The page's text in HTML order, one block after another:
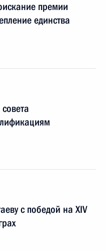
премии
единства
с победой на XIV